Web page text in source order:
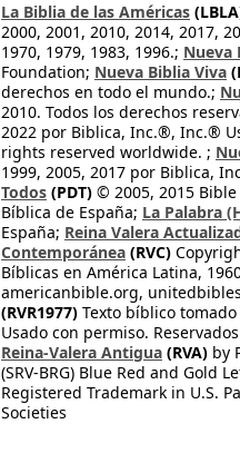
La Biblia de las Américas
2000, 2001, 2010, 2014, 2017,
1970, 1979, 1983, 1996.; Nueva
Foundation; Nueva Biblia Viva
derechos en todo el mundo.;
2010. Todos los derechos
2022 por Biblica, Inc.®, Inc.®
rights reserved worldwide. ;
1999, 2005, 2017 por Biblica,
Todos (PDT) © 2005, 2015
Bíblica de España; La Palabra
España; Reina Valera
Contemporánea (RVC)
Bíblicas en América Latina,
americanbible.org,
(RVR1977) Texto bíblico
Usado con permiso.
Reina-Valera Antigua (RVA) by
(SRV-BRG) Blue Red and Gold
Registered Trademark in U.S.
Societies